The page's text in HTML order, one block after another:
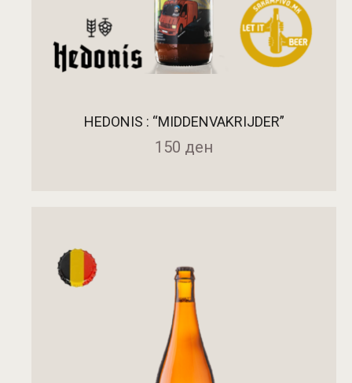
HEDONIS : “MIDDENVAKRIJDER”
150 ден